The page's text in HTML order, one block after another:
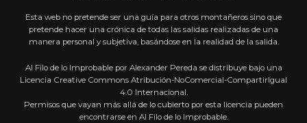
Esta web no pretende ser una guía para otros montañeros sino que
pretende hacer una crónica de todas las salidas realizadas de una
manera personal y subjetiva, basándose en la realidad de la salida.
Al Filo de lo Improbable por Alexander Pereda se distribuye bajo una
Licencia Creative Commons Atribución-NoComercial-CompartirIgual
4.0 Internacional.
Permisos que vayan más allá de lo cubierto por esta licencia pueden
encontrarse en Al Filo de lo Improbable.